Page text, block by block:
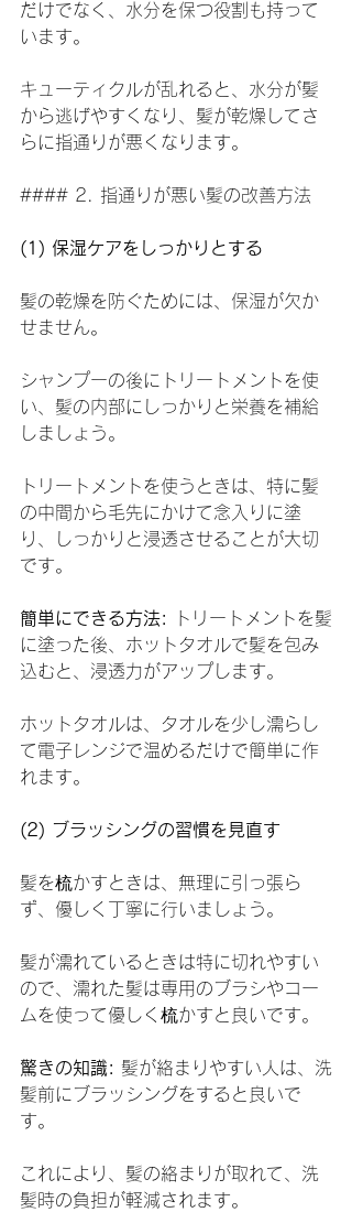
だけでなく、水分を保つ役割も持って
います。
キューティクルが乱れると、水分が髪
から逃げやすくなり、髪が乾燥してさ
らに指通りが悪くなります。
#### 2. 指通りが悪い髪の改善方法
(1) 保湿ケアをしっかりとする
髪の乾燥を防ぐためには、保湿が欠か
せません。
シャンプーの後にトリートメントを使
い、髪の内部にしっかりと栄養を補給
しましょう。
トリートメントを使うときは、特に髪
の中間から毛先にかけて念入りに塗
り、しっかりと浸透させることが大切
です。
簡単にできる方法:
トリートメントを髪
に塗った後、ホットタオルで髪を包み
込むと、浸透力がアップします。
ホットタオルは、タオルを少し濡らし
て電子レンジで温めるだけで簡単に作
れます。
(2) ブラッシングの習慣を見直す
髪を梳かすときは、無理に引っ張ら
ず、優しく丁寧に行いましょう。
髪が濡れているときは特に切れやすい
ので、濡れた髪は専用のブラシやコー
ムを使って優しく梳かすと良いです。
驚きの知識: 髪が絡まりやすい人は、洗
髪前にブラッシングをすると良いで
す。
これにより、髪の絡まりが取れて、洗
髪時の負担が軽減されます。